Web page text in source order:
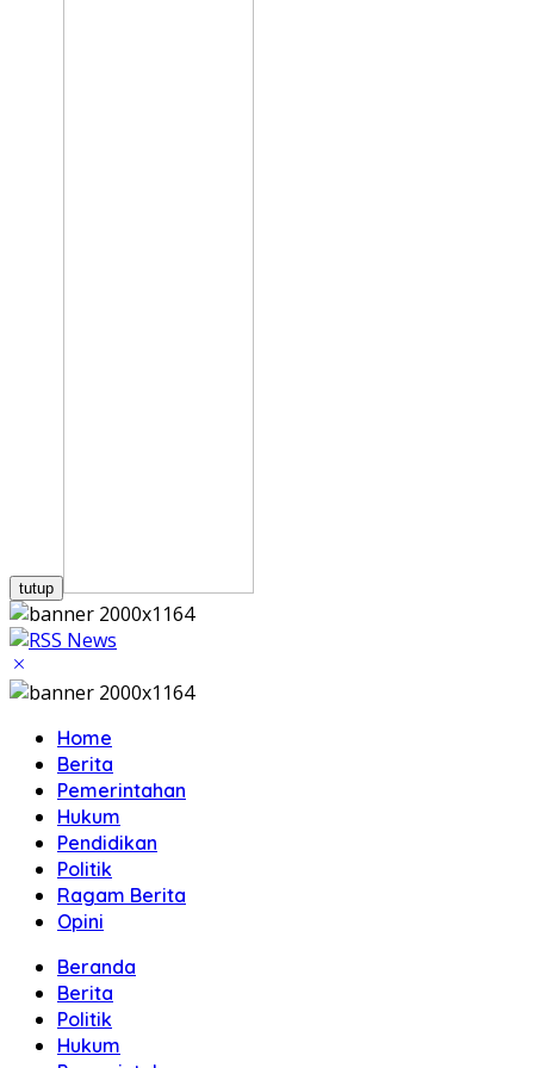
tutup
Home
Berita
Pemerintahan
Hukum
Pendidikan
Politik
Ragam Berita
Opini
Beranda
Berita
Politik
Hukum